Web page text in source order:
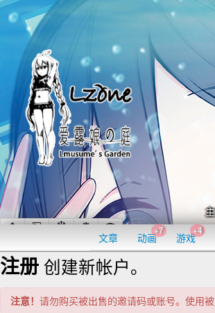
文章 动画
+7
游戏
+4
注册 创建新帐户。
注意！ 请勿购买被出售的邀请码或账号。使用